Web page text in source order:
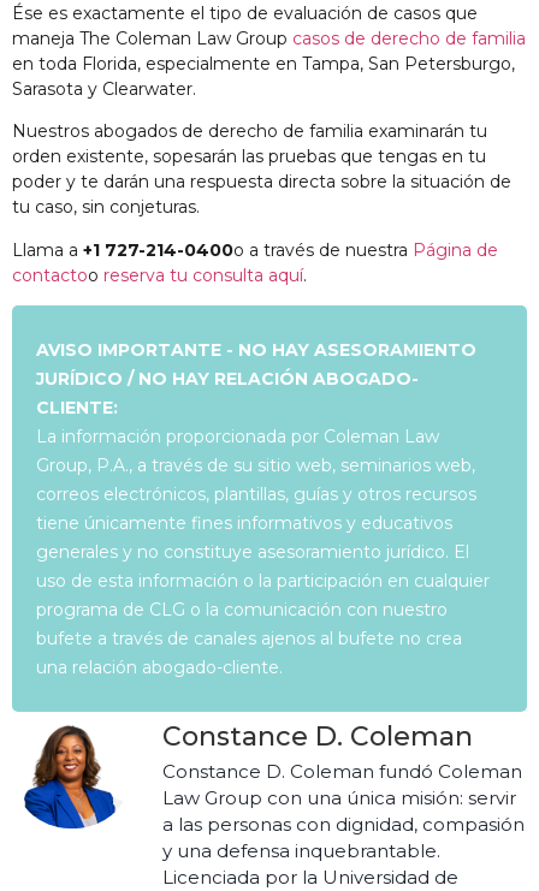
Ése es exactamente el tipo de evaluación de casos que
maneja The Coleman Law Group casos de derecho de familia
en toda Florida, especialmente en Tampa, San Petersburgo,
Sarasota y Clearwater.
Nuestros abogados de derecho de familia examinarán tu
orden existente, sopesarán las pruebas que tengas en tu
poder y te darán una respuesta directa sobre la situación de
tu caso, sin conjeturas.
Llama a +1 727-214-0400o a través de nuestra Página de
contactoo reserva tu consulta aquí.
AVISO IMPORTANTE - NO HAY ASESORAMIENTO
JURÍDICO / NO HAY RELACIÓN ABOGADO-
CLIENTE:
La información proporcionada por Coleman Law
Group, P.A., a través de su sitio web, seminarios web,
correos electrónicos, plantillas, guías y otros recursos
tiene únicamente fines informativos y educativos
generales y no constituye asesoramiento jurídico. El
uso de esta información o la participación en cualquier
programa de CLG o la comunicación con nuestro
bufete a través de canales ajenos al bufete no crea
una relación abogado-cliente.
Constance D. Coleman
Constance D. Coleman fundó Coleman
Law Group con una única misión: servir
a las personas con dignidad, compasión
y una defensa inquebrantable.
Licenciada por la Universidad de